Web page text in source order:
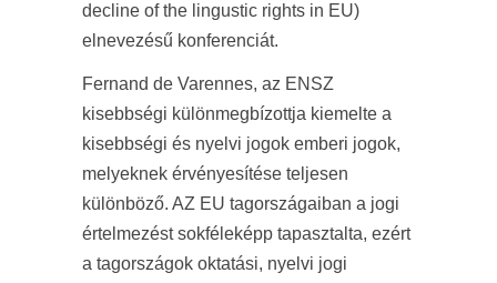
decline of the lingustic rights in EU)
elnevezésű konferenciát.
Fernand de Varennes, az ENSZ
kisebbségi különmegbízottja kiemelte a
kisebbségi és nyelvi jogok emberi jogok,
melyeknek érvényesítése teljesen
különböző. AZ EU tagországaiban a jogi
értelmezést sokféleképp tapasztalta, ezért
a tagországok oktatási, nyelvi jogi